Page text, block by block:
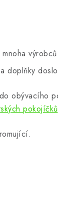
doplňky
do obývacího
pokojíčků